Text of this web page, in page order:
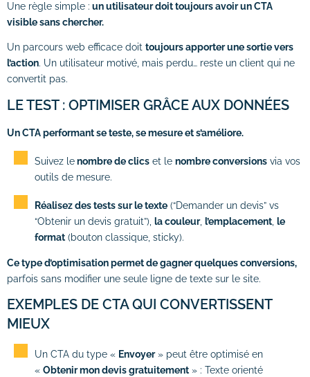
Une règle simple : un utilisateur doit toujours avoir un CTA
visible sans chercher.
Un parcours web efficace doit toujours apporter une sortie vers
l’action. Un utilisateur motivé, mais perdu… reste un client qui ne
convertit pas.
LE TEST : OPTIMISER GRÂCE AUX DONNÉES
Un CTA performant se teste, se mesure et s’améliore.
Suivez lenombre de clics et le nombre conversions via vos
outils de mesure.
Réalisez des tests sur le texte (“Demander un devis” vs
“Obtenir un devis gratuit”), la couleur, l’emplacement le
format (bouton classique, sticky).
Ce type d’optimisation permet de gagner quelques conversions,
parfois sans modifier une seule ligne de texte sur le site.
EXEMPLES DE CTA QUI CONVERTISSENT
MIEUX
Un CTA du type « Envoyer» peut être optimisé en
« Obtenir mon devis gratuitement » : Texte orienté